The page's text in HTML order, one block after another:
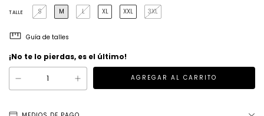
TALLE S M L XL XXL 3XL
Guía de talles
¡No te lo pierdas, es el último!